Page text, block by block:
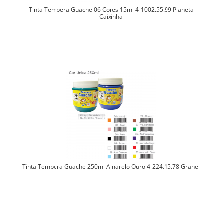
Tinta Tempera Guache 06 Cores 15ml 4-1002.55.99 Planeta
Caixinha
Tinta Tempera Guache 250ml Amarelo Ouro 4-224.15.78 Granel